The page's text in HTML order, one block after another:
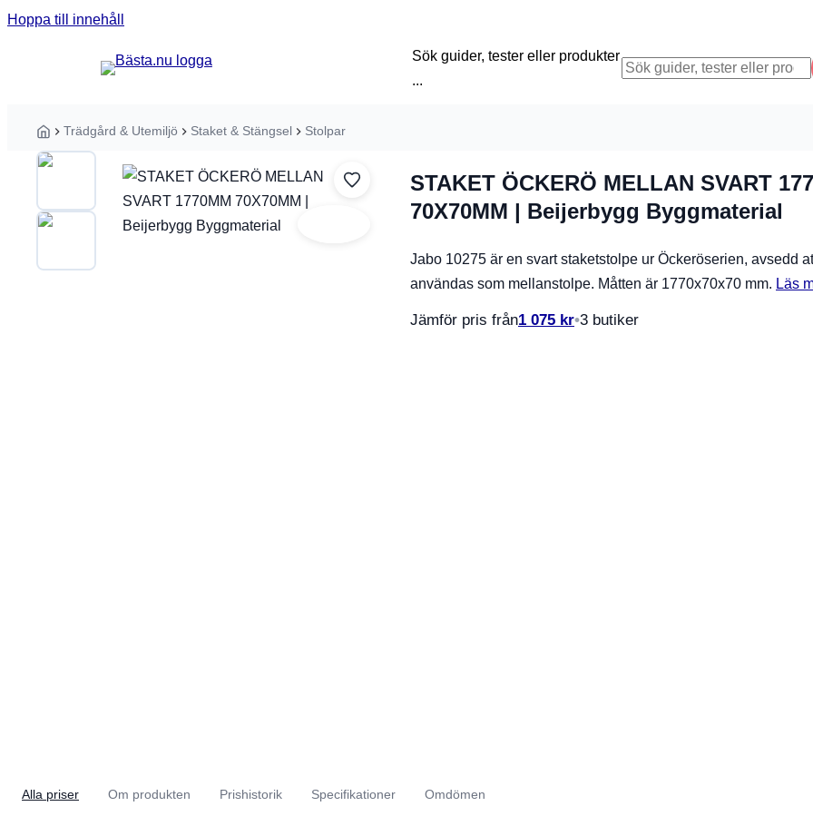
Hoppa till innehåll
Sök guider, tester eller produkter
...
Sök guider, tester eller produkter ...
Hem
Trädgård & Utemiljö Staket & Stängsel Stolpar
STAKET ÖCKERÖ MELLAN SVART
70X70MM | Beijerbygg Byggmaterial
Jabo 10275 är en svart staketstolpe ur Öckeröserien, avsedd
användas som mellanstolpe. Måtten är 1770x70x70 mm. Läs
Jämför pris från1 075 kr 3 butiker
Alla priser Om produkten Prishistorik Specifikationer Omdömen